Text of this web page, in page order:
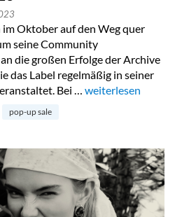
im Oktober auf den Weg quer
seine Community
die großen Erfolge der Archive
das Label regelmäßig in seiner
Bei … „Lala Berlin Flash
weiterlesen
pop-up sale